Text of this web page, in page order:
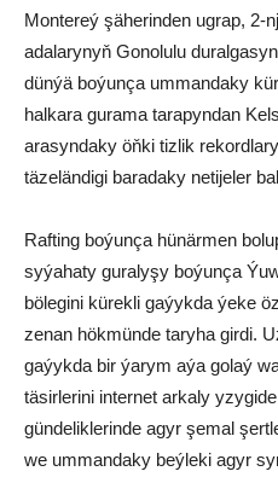
Montereý şäherinden ugrap, 2-
adalarynyň Gonolulu
dünýä boýunça ummandaky
halkara gurama tarapyndan
arasyndaky öňki tizlik
täzeländigi baradaky netijeler
Rafting boýunça hünärmen
syýahaty guralyşy boýunça
bölegini kürekli gaýykda ýeke
zenan hökmünde taryha girdi.
gaýykda bir ýarym aýa golaý
täsirlerini internet arkaly
gündeliklerinde agyr şemal
we ummandaky beýleki agyr